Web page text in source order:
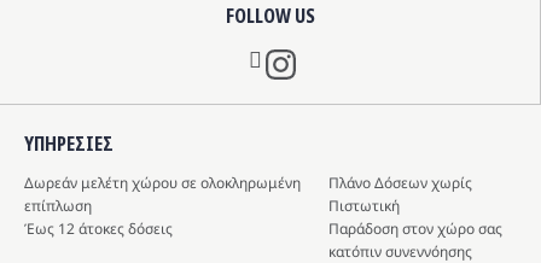
FOLLOW US
Instagram
ΥΠΗΡΕΣIΕΣ
Δωρεάν μελέτη χώρου σε ολοκληρωμένη
επίπλωση
Πλάνο Δόσεων χωρίς
Πιστωτική
Έως 12 άτοκες δόσεις
Παράδοση στον χώρο σας
κατόπιν συνεννόησης